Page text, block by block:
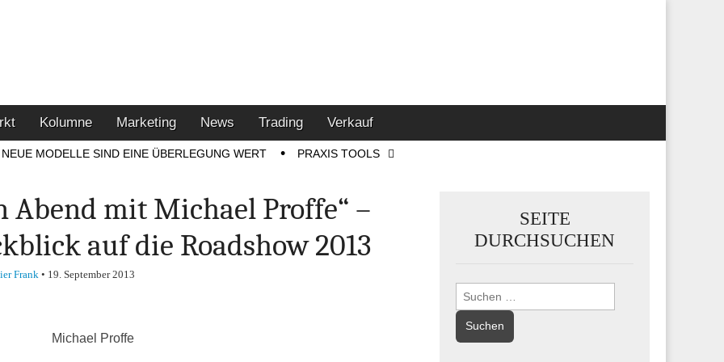
Kolumne Marketing News Trading Verkauf
NEUE MODELLE SIND EINE ÜBERLEGUNG WERT PRAXIS TOOLS
Abend mit Michael Proffe“ –
auf die Roadshow 2013
Frank• 19. September 2013
Michael Proffe
SEITE
DURCHSUCHEN
Suchen
nach: